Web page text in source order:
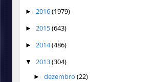
► 2016(1979)
► 2015(643)
► 2014(486)
▼ 2013(304)
► dezembro (22)